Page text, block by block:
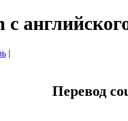
|
Перевод